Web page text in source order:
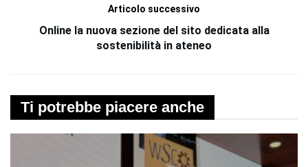
Articolo successivo
Online la nuova sezione del sito dedicata alla
sostenibilità in ateneo
Ti potrebbe piacere anche